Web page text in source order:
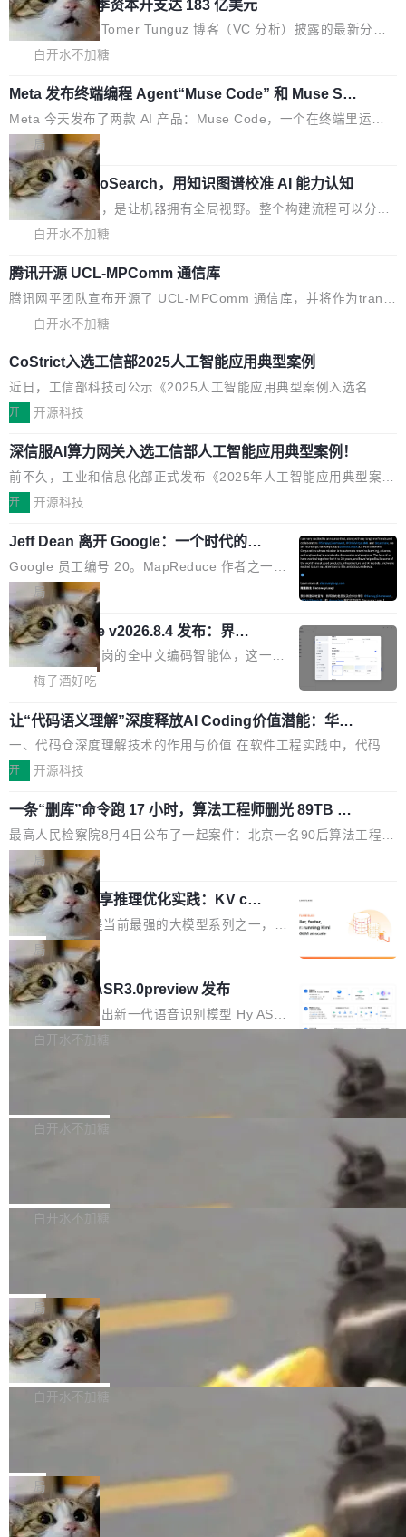
样的次旗舰。 Galaxy Z Fold8 Ultra / Z Fold8 /
Z Flip8三款折叠屏新机均在7月22日发布，且全
部搭载骁龙8 Elite Gen5 for Galaxy，它们本该
置：「Software is made between commits」——软件是在 com
mit 之间写出来的。git 只记录了你提交的最终状态，但真正的工作
过程——打字、删改、试错、agent 对话——都在 commit 之间的
何一次编辑：DeltaDB 捕获 commit 之间的每一次操作，...
SpaceXAI 单季资本开支达 183 亿美元
根据风险投资人Tomer Tunguz 博客（VC 分析）披露的最新分析
与第二季度业绩报告，SpaceXAI在上个季度的总资本支出飙升至1
58.3亿美元，这一单项投入已经逼近微软同期总资本开支的四成。
与亚马逊、Alphabet、微软以及 Meta 等传统科技巨头相比，Spac
eXAI的资金消耗速度尤为引人瞩目。然而，支撑庞大支出的资金来
源却呈现出截然不同的面貌。数据显示，微软和 Meta 主要依托充
沛的经营现金流来覆盖资本开支，其资本支出覆盖率分别达到15
5% 和106%;而SpaceXAI的经营现金流仅能覆盖资本开支的12...
白开水不加糖
Meta 发布终端编程 Agent“Muse Code” 和 Muse Sp
ark 1.2 模型
Meta 今天发布了两款 AI 产品：Muse Code，一个在终端里运行的
编程 agent；Muse Spark 1.2，驱动这个 agent 的新模型。一句
话概括：你可以用 curl -fsSL https://dev.meta.ai/install.sh | bash
安装一个能在大项目里自动规划、写代码、验证结果的 AI 终端工
具。 据介绍，Muse Code 是 Meta 的编程 agent 产品。它和市场
上已有的终端编程 agent 在设计理念上有几个明显的差异点。 异
agent。这些后台 agent...
局
美团开源 LoHoSearch，用知识图谱校准 AI 能力认知
机器出题的前提，是让机器拥有全局视野。整个构建流程可以分为
四个环节：建图 → 控制难度 → 质量把关 → 数据概览。
白开水不加糖
腾讯开源 UCL-MPComm 通信库
腾讯网平团队宣布开源了 UCL-MPComm 通信库，并将作为trans
port接入Mooncake TENT。该通信库针对AI Memory池化场景的
点间多种内存类型的高性能通信。 UCL-MPComm将作为一种传输
引擎接入Mooncake TENT，实现零拷贝传输性能提升30%、非零
拷贝传输性能最高提升5倍。UCL-MPComm底层基于自研UCL-En
高性能通信组件。 腾讯网平团队在UCL-MPComm中实现了一个独
立于业务线程的全局通信引擎（Engine），并实...
白开水不加糖
CoStrict入选工信部2025人工智能应用典型案例
近日，工信部科技司公示《2025人工智能应用典型案例入选名
单》，深信服“面向企业研发场景的开源 AI 编程平台 CoStrict 应
署，助力企业AI研发安全落地 当前，越来越多企业已经开始引入 AI
Coding 工具，通过调用公有云模型或企业内部部署模型提升研发
效率。但随着 AI Coding 从个人辅助工具逐步走向团队级、组织级
出了更高要求。 首先是数据安全与合规要求。对于大多数普通研发
场景，公有云模型能够满足快速试用和效率提升的需求。但对于金
融、能源、医疗等对数据安全要求较...
开 开源科技
深信服AI算力网关入选工信部人工智能应用典型案例！
前不久，工业和信息化部正式发布《2025年人工智能应用典型案例
名单》，集中展示人工智能在各领域的应用成果，覆盖技术底座、
网关（AI创新平台）成功入选！ 随着各行各业的Agent走向规模化
建设，算力构成形态逐渐丰富，用户关注的重点也在发生变化：不
只是让AI用起来，还要进一步看清混合算力时代下，Token花在哪
里、算力是否被充分利用，以及持续增长的AI成本该如何优化。 深
信服AI算力网关正是围绕这些实际问题，从Token治理和成本治理
两个方面，让用户的每一份算力都看得清、管得住、用得稳、省得
下、更安全！ 一、从现在开始，Token使用一目...
开 开源科技
Jeff Dean 离开 Google：一个时代的结
束，一个实验室的开始
Google 员工编号 20。MapReduce 作者之一。
Bigtable 作者之一。TensorFlow 的作者之一。
Gemini 的架构师。Google 首席科学家。 Jeff D
ean 在 Google 工作了 27 年后，宣布离职。 他
不是一个人走。一同离开的还有 Sanjay Ghema
wat（Google 员工编号 23，Jeff Dean 二十多
作者）、Quoc Le（Google 大脑核心成员，Se
q2Seq 和 DocAI 的共同发明人）以及 Oriol Vin
yals（Gemini 联合负责人，AlphaSta...
局
🔥 SolonCode v2026.8.4 发布：界面
字体可调、22 种语言、记忆搜索增强
打开终端就能上岗的全中文编码智能体，这一轮
把「看得清、用母语、记得住」三件事一次补
耳科技研发的企业级终端编码智能体——一位全
中文驱动的数字员工，自主理解需求、规划步
骤、编写代码。不挑模型、不挑平台，curl 一行
b 安装 支持 Java 8+（8~26）、macOS / Linu
x / Windows / Harmony PC。 # macOS / Linu
x / Harmony PC curl -fsSL https://solon.noea
r.org/solon...
梅子酒好吃
让“代码语义理解”深度释放AI Coding价值潜能：华为
云码道（CodeArts）代码仓技术解析
一、代码仓深度理解技术的作用与价值 在软件工程实践中，代码仓
是企业核心知识资产的主要载体。企业级代码仓库通常包含数十万
口。随着项目规模的持续扩张与代码历史的不断累积，代码仓中的
模块关系、接口契约、业务逻辑等关键信息往往分散于数十乃至数
百个文件之中，形成高度复杂的知识关联网络。传统的代码检索手
段（如关键词匹配、目录遍历）仅能在语法层面完成文本定位，难
以触及代码的语义内涵与结构关联，导致开发者使用代码智能体在
理解大规模代码仓时面临显著"代码仓理解"瓶颈。 代码仓深度理解
服务（以下简称" CodeBase深度理解服务"）是华为云码道（Code
A...
开 开源科技
一条“删库”命令跑 17 小时，算法工程师删光 89TB 数
据只为干私活
最高人民检察院8月4日公布了一起案件：北京一名90后算法工程师
王某，为了给自己接的私活腾服务器空间，删光了公司AI游戏部门
的全部核心数据。 王某2024年1月入职东城区某科技公司AI短剧部
门，有互联网大厂背景。在公司内部架构调整期间，部门三次通知
全员将数据从A集群迁移到B集群，王某都回复了"收到"。 他没有迁
移数据。2024年9月3日下午4点，他使用此前登录的账号密码进入
A集群，输入了一条被程序员圈称为"删库跑路"的命令——最高管理
员权限、无需确认、强制递归删除。17个小时后，运维人员发现异
常并中止进程时，89TB数据已经没了。 删掉的是AI游戏部门的全
部开发文件，包括公司自研的多个文生3D和...
局
Cloudflare 分享推理优化实践：KV ca
che 量化 + 权重压缩，吞吐量提升 4
1%，成本降 30%
Kimi 和 GLM 是当前最强的大模型系列之一，但
它们有一个共同的问题：太吃显存了。月之暗面
的 Kimi K 系列和智谱的 GLM 都是长上下文、M
oE 架构的大模型，好用到让人上瘾，但 GPU 显
存永远不够用。 Cloudflare 的 Workers AI 团队
一直在跑这些模型的推理。他们在官方博客上发
整性保护。效果是：吞吐量提升 41%，每 token
局
腾讯混元 Hy ASR3.0preview 发布
腾讯混元正式推出新一代语音识别模型 Hy ASR
3.0preview。基于最新一代大语言模型 Hy3 的
让语音识别不再只是听清，而是真正听懂。通过
w 不要求标准普通话，方言识别覆盖粤语、吴语
白开水不加糖
新和少量网页兼容性修复版本。 Changes/fixe
容提供的字体时出现的几个问题 为避免音频加
质的最低采样率）的音频格式将被拒绝 修复了 C
SS 圆角虚线样式中可能存在的问题 如果表单中
的图像元素不在同一个子树中，则它们将不再关
联 加...
白开水不加糖
发布的 Release Notes，他利用 AI 工具（如 Co
最强的若干项。对于尚未正式发版的 PG 19，则
通过拉取过去一年内（从 PG 18 Beta1 时间点
至今）的所有 commit，同样交由 AI 分析提炼。
经过人工复核，准确度令人满意。这一方法也为
社区爱好者提供了高效跟踪新版本的思路。
白开水不加糖
维护工作一直与我的日常工作、家务、社交生活
和休闲娱乐竞争时间。" 这是 libexpat 维护者 S
ebastian Pipping 写在博客里的话。8 月 4 日，
他宣布了一个新消息：从 2026 年 8 月 1 日起，
他可以全职维护 libexpat 了，最长 6 个月。发
库之一。你的操作系统、浏览器、无数的基础设
施软件，很可能都在用它。而过去十年，维护它
的人一直在用业余...
局
Firefox 153.0.3 发布
Firefox 153.0.3 现已发布，具体更新内容如
下： New Smart Window 包含多项增强功能：
gi?id=2019042">Bug&nbsp;2019042</a>）</l
i> <li>现在，助手可以直接使用 Exa 的网络搜索
结果回答问题，而无需将问题转交给搜索引擎。
白开水不加糖
的 npm 包。项目的核心论点是：容器不适合 Ag
ent 计算。真正适合的，是 Isolate。 Cloudflare
工程师在这件事上没什么可谦虚的——他们用 W
局
OpenAI 公开邮件和聊天记录回应苹果